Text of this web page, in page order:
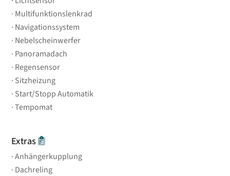
Multifunktionslenkrad
Navigationssystem
Nebelscheinwerfer
Panoramadach
Regensensor
Sitzheizung
Start/Stopp Automatik
Tempomat
Extras
Anhängerkupplung
Dachreling